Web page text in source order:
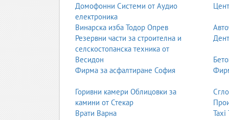
вулканизация (за каучук).
Основни видове полимери
1. Термопласти
Могат да се разтопяват и формоват многократно.
PE – полиетилен;
PVC – поливинилхлорид;
PS – полистирен;
PET – полиетилентерефталат;
Домофонни Системи от Аудио
електроника
Винарска изба Тодор Опрев
Резервни части за строителна и
селскостопанска техника от
Весидон
Фирма за асфалтиране София
Горивни камери Облицовки за
камини от Стекар
Врати Варна
Taxi